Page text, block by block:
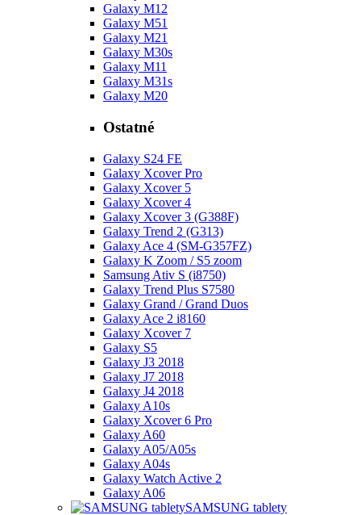
Galaxy M12
Galaxy M51
Galaxy M21
Galaxy M30s
Galaxy M11
Galaxy M31s
Galaxy M20
Ostatné
Galaxy S24 FE
Galaxy Xcover Pro
Galaxy Xcover 5
Galaxy Xcover 4
Galaxy Xcover 3 (G388F)
Galaxy Trend 2 (G313)
Galaxy Ace 4 (SM-G357FZ)
Galaxy K Zoom / S5 zoom
Samsung Ativ S (i8750)
Galaxy Trend Plus S7580
Galaxy Grand / Grand Duos
Galaxy Ace 2 i8160
Galaxy Xcover 7
Galaxy S5
Galaxy J3 2018
Galaxy J7 2018
Galaxy J4 2018
Galaxy A10s
Galaxy Xcover 6 Pro
Galaxy A60
Galaxy A05/A05s
Galaxy A04s
Galaxy Watch Active 2
Galaxy A06
SAMSUNG tablety